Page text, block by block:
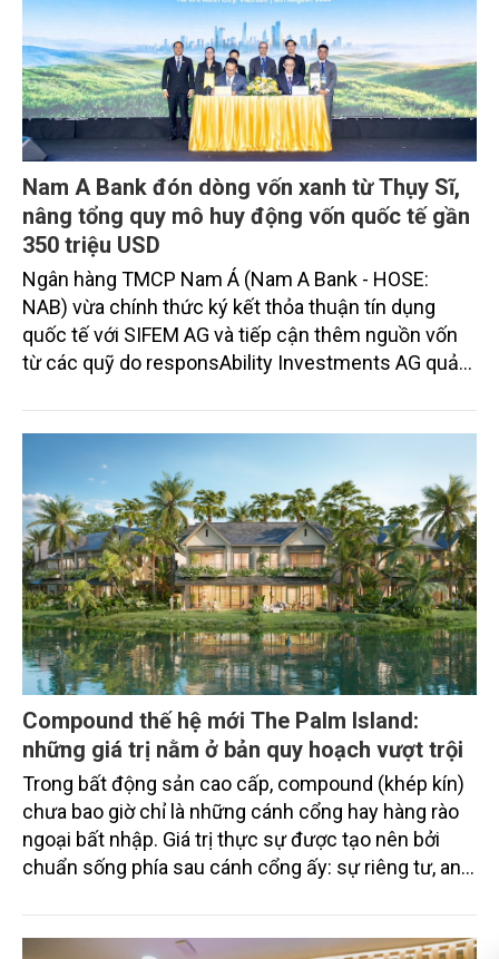
Nam A Bank đón dòng vốn xanh từ Thụy Sĩ,
nâng tổng quy mô huy động vốn quốc tế gần
350 triệu USD
Ngân hàng TMCP Nam Á (Nam A Bank - HOSE:
NAB) vừa chính thức ký kết thỏa thuận tín dụng
quốc tế với SIFEM AG và tiếp cận thêm nguồn vốn
từ các quỹ do responsAbility Investments AG quản
thu hút thành công từ đầu năm đến nay lên gần 350
Compound thế hệ mới The Palm Island:
những giá trị nằm ở bản quy hoạch vượt trội
Trong bất động sản cao cấp, compound (khép kín)
chưa bao giờ chỉ là những cánh cổng hay hàng rào
ngoại bất nhập. Giá trị thực sự được tạo nên bởi
chuẩn sống phía sau cánh cổng ấy: sự riêng tư, an
vụ được thiết kế dành riêng cho họ.